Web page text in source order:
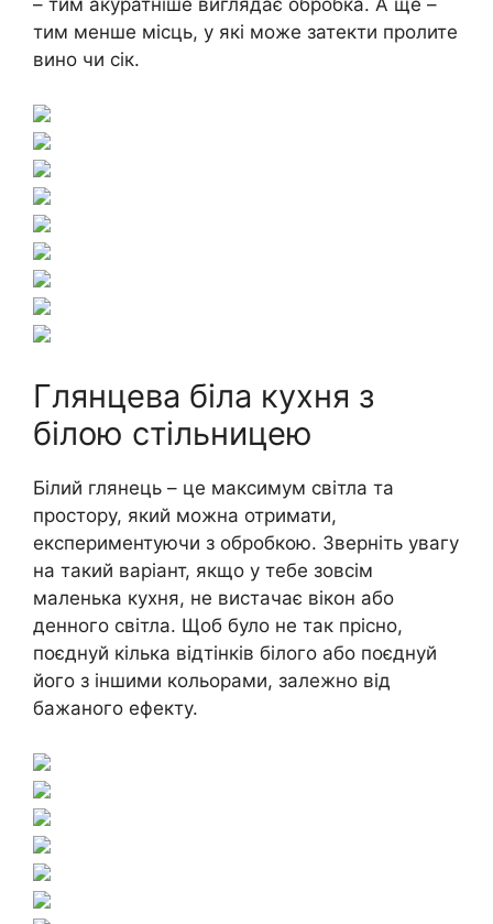
– тим акуратніше виглядає обробка. А ще –
тим менше місць, у які може затекти пролите
вино чи сік.
Глянцева біла кухня з
білою стільницею
Білий глянець – це максимум світла та
простору, який можна отримати,
експериментуючи з обробкою. Зверніть увагу
на такий варіант, якщо у тебе зовсім
маленька кухня, не вистачає вікон або
денного світла. Щоб було не так прісно, ​​
поєднуй кілька відтінків білого або поєднуй
його з іншими кольорами, залежно від
бажаного ефекту.